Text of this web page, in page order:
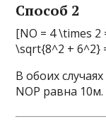
Способ 2
[NO = 4 \times 2
\sqrt{8^2 + 6^2}
В обоих
NOP равна 10м.